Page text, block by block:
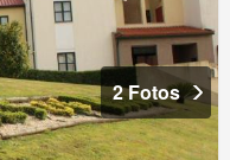
2 Fotos